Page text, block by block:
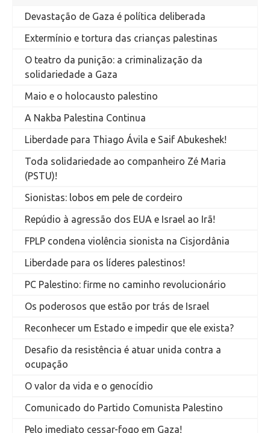
Devastação de Gaza é política deliberada
Extermínio e tortura das crianças palestinas
O teatro da punição: a criminalização da
solidariedade a Gaza
Maio e o holocausto palestino
A Nakba Palestina Continua
Liberdade para Thiago Ávila e Saif Abukeshek!
Toda solidariedade ao companheiro Zé Maria
(PSTU)!
Sionistas: lobos em pele de cordeiro
Repúdio à agressão dos EUA e Israel ao Irã!
FPLP condena violência sionista na Cisjordânia
Liberdade para os líderes palestinos!
PC Palestino: firme no caminho revolucionário
Os poderosos que estão por trás de Israel
Reconhecer um Estado e impedir que ele exista?
Desafio da resistência é atuar unida contra a
ocupação
O valor da vida e o genocídio
Comunicado do Partido Comunista Palestino
Pelo imediato cessar-fogo em Gaza!